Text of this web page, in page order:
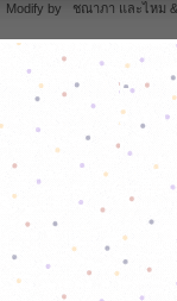
Modify by ชณาภา และไหม